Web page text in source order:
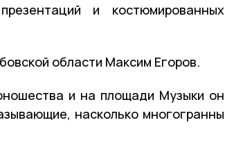
и костюмированных
области Максим Егоров.
и на площади Музыки он
насколько многогранны